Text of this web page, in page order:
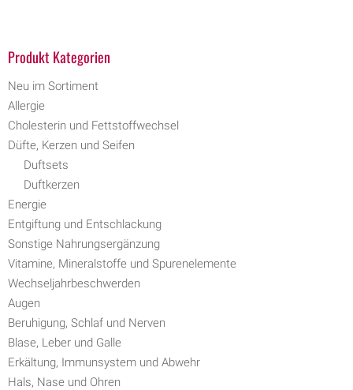
Produkt Kategorien
Neu im Sortiment
Allergie
Cholesterin und Fettstoffwechsel
Düfte, Kerzen und Seifen
Duftsets
Duftkerzen
Energie
Entgiftung und Entschlackung
Sonstige Nahrungsergänzung
Vitamine, Mineralstoffe und Spurenelemente
Wechseljahrbeschwerden
Augen
Beruhigung, Schlaf und Nerven
Blase, Leber und Galle
Erkältung, Immunsystem und Abwehr
Hals, Nase und Ohren